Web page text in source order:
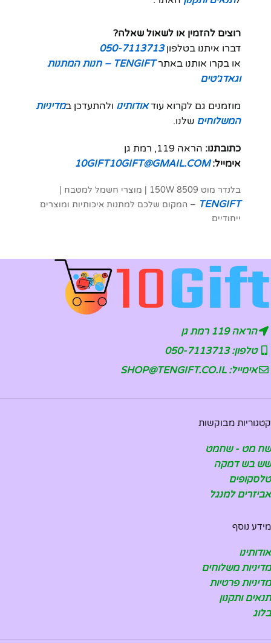
רוצים להזמין או לשאול שאלה?
דברו איתנו בטלפון050-7113713
או בקרו אותנו באתר
TENGIFT – חנות המתנות
וגאדג׳טים
מוזמנים גם לקרוא עודאודותינו ולהתעדכן במדיניות
המשלוחים שלנו.
כתובתנו: הראה 119, רמת גן
אימייל: 10GIFT10GIFT@GMAIL.COM
בלנדר מוט 8509 150W | מוצרי חשמל למטבח |
TENGIFT – המקום שלכם למתנות איכותיות ומוצרים
ייחודיים
הראה 119 רמת גן
טלפון: 050-7113713
אימייל: SHOP@TENGIFT.CO.IL
קטגוריות מבוקשות
שח מט - שחמט
שש בש דמקה
טלסקופים
אביזרים למנגל
מידע נוסף
אודותינו
מדיניות משלוחים
מדיניות פרטיות
תנאים ותקנון
בלוג